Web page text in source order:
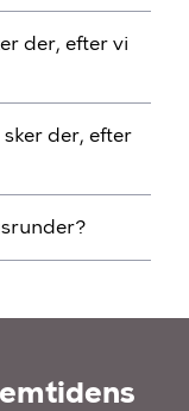
der, efter vi
der, efter